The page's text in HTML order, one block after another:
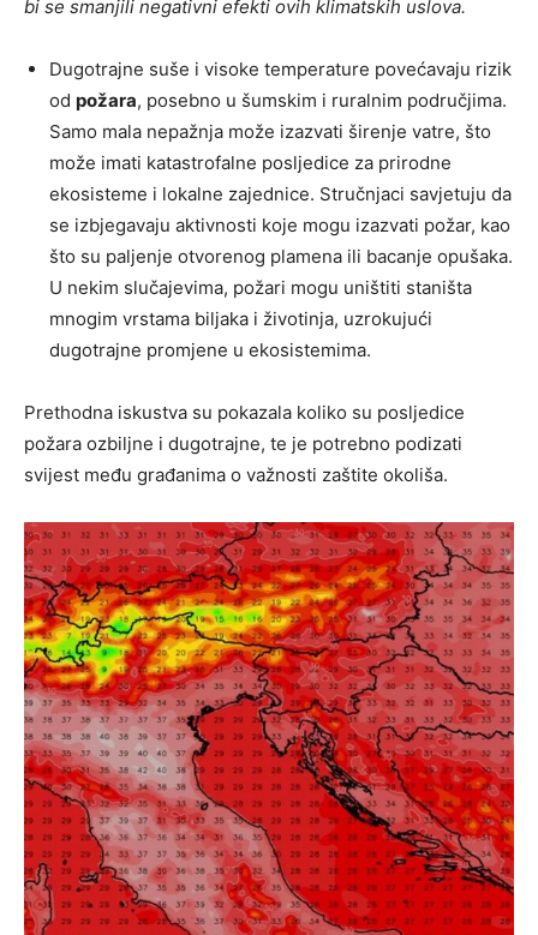
bi se smanjili negativni efekti ovih klimatskih uslova.
Dugotrajne suše i visoke temperature povećavaju rizik
od požara, posebno u šumskim i ruralnim područjima.
Samo mala nepažnja može izazvati širenje vatre, što
može imati katastrofalne posljedice za prirodne
ekosisteme i lokalne zajednice. Stručnjaci savjetuju da
se izbjegavaju aktivnosti koje mogu izazvati požar, kao
što su paljenje otvorenog plamena ili bacanje opušaka.
U nekim slučajevima, požari mogu uništiti staništa
mnogim vrstama biljaka i životinja, uzrokujući
dugotrajne promjene u ekosistemima.
Prethodna iskustva su pokazala koliko su posljedice
požara ozbiljne i dugotrajne, te je potrebno podizati
svijest među građanima o važnosti zaštite okoliša.